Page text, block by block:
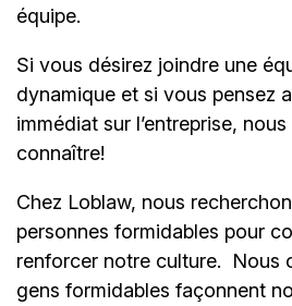
équipe.
Si vous désirez joindre une
dynamique et si vous pensez
immédiat sur l’entreprise,
connaître!
Chez Loblaw, nous
personnes formidables pour
renforcer notre culture. Nous
gens formidables façonnent